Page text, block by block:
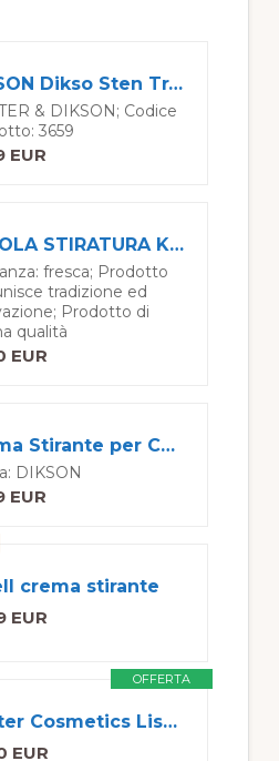
DIKSON Dikso Sten Trattamento Stirante 100ml
& DIKSON; Codice
3659
EUR
FANOLA STIRATURA KIT MONODOSE 100+120 ml
fresca; Prodotto
tradizione ed
Prodotto di
qualità
EUR
Crema Stirante per Capelli Lisciante Lunga Durata Dikson Sten (D1223)
DIKSON
EUR
crema stirante
EUR
OFFERTA
Oyster Cosmetics Lisse System Kit Professionale con Sistema Stirante, Liscio Permanente, 200 ml
EUR